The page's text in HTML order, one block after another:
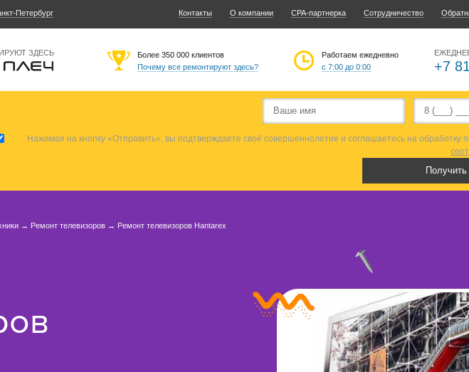
Петербург Контакты О компании CPA-партнерка Сотрудничество
ЗДЕСЬ
+7
Работаем ежедневно
с 7:00 до 0:00
Более 350 000 клиентов
Почему все ремонтируют здесь?
Нажимая на кнопку «Отправить», вы подтверждаете своё совершеннолетие и соглашаетесь на обработку
→ Ремонт телевизоров → Ремонт телевизоров Hantarex